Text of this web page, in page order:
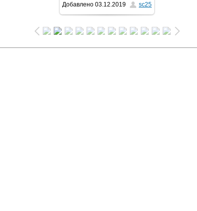
983x654/ 492.7Kb
Добавлено 03.12.2019 sc25